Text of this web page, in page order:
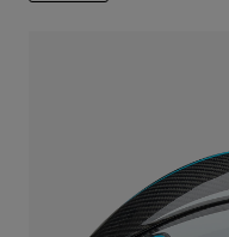
Motocross
Adventure
Urbain